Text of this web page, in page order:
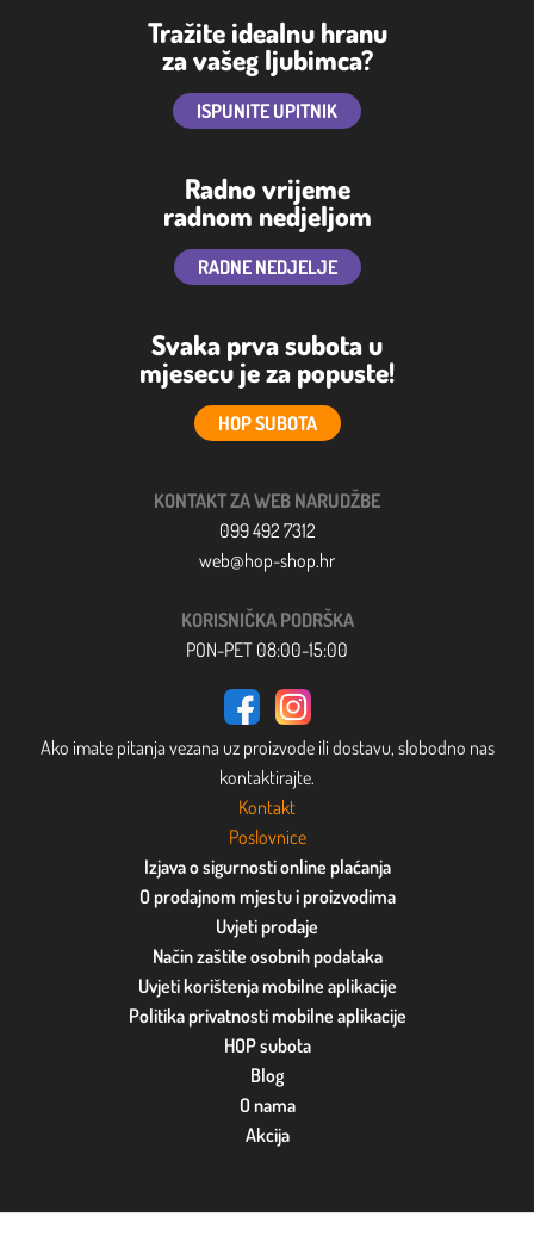
Tražite idealnu hranu
za vašeg ljubimca?
ISPUNITE UPITNIK
Radno vrijeme
radnom nedjeljom
RADNE NEDJELJE
Svaka prva subota u
mjesecu je za popuste!
HOP SUBOTA
KONTAKT ZA WEB NARUDŽBE
099 492 7312
web@hop-shop.hr
KORISNIČKA PODRŠKA
PON-PET 08:00-15:00
Ako imate pitanja vezana uz proizvode ili dostavu, slobodno nas
kontaktirajte.
Kontakt
Poslovnice
Izjava o sigurnosti online plaćanja
O prodajnom mjestu i proizvodima
Uvjeti prodaje
Način zaštite osobnih podataka
Uvjeti korištenja mobilne aplikacije
Politika privatnosti mobilne aplikacije
HOP subota
Blog
O nama
Akcija